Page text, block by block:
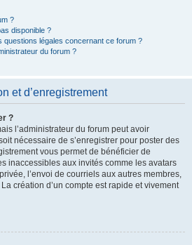
?
disponible ?
questions légales concernant ce forum ?
du forum ?
et d’enregistrement
?
l’administrateur du forum peut avoir
nécessaire de s’enregistrer pour poster des
vous permet de bénéficier de
inaccessibles aux invités comme les avatars
l’envoi de courriels aux autres membres,
création d’un compte est rapide et vivement